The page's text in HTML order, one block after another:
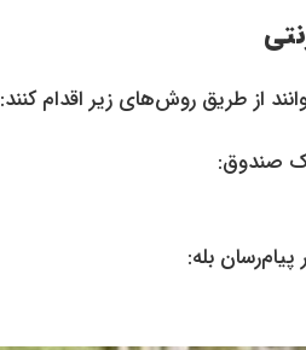
از طریق روش‌های زیر اقدام کنند:
صندوق:
بله: